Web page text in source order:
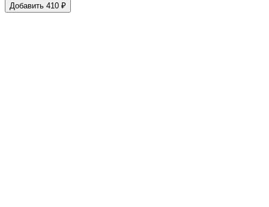
Добавить 410 ₽